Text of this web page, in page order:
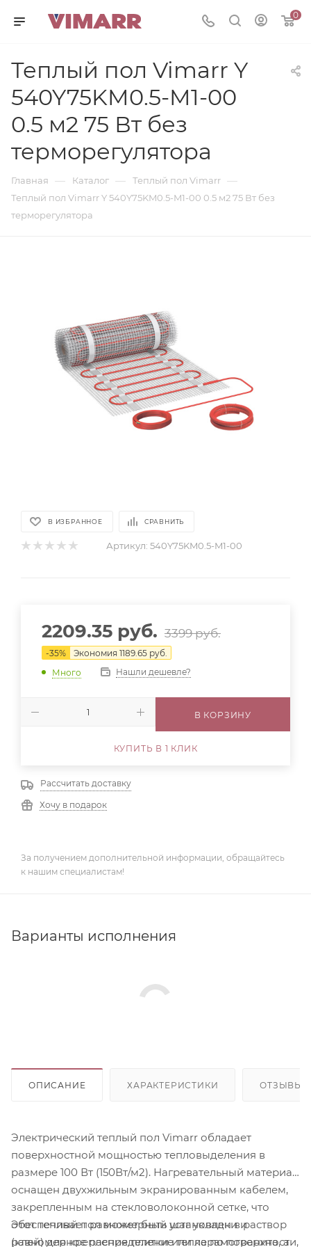
0
Теплый пол Vimarr Y
540Y75KM0.5-M1-00
0.5 м2 75 Вт без
терморегулятора
Главная — Каталог — Теплый пол Vimarr —
Теплый пол Vimarr Y 540Y75KM0.5-M1-00 0.5 м2 75 Вт без
терморегулятора
В ИЗБРАННОЕ СРАВНИТЬ
Артикул: 540Y75KM0.5-M1-00
2209.35 руб. 3399руб.
-35% Экономия 1189.65 руб.
Много
Нашли дешевле?
В КОРЗИНУ
КУПИТЬ В 1 КЛИК
Рассчитать доставку
Хочу в подарок
За получением дополнительной информации, обращайтесь
к нашим специалистам!
Варианты исполнения
ОПИСАНИЕ ХАРАКТЕРИСТИКИ ОТЗЫВЫ
Электрический теплый пол Vimarr обладает
поверхностной мощностью тепловыделения в
размере 100 Вт (150Вт/м2). Нагревательный материал
оснащен двухжильным экранированным кабелем,
закрепленным на стекловолоконной сетке, что
обеспечивает равномерный шаг укладки и
равномерное распределение тепла по поверхности,
Этот теплый пол может быть установлен в раствор
(клей) для крепления плитки или керамогранита, а